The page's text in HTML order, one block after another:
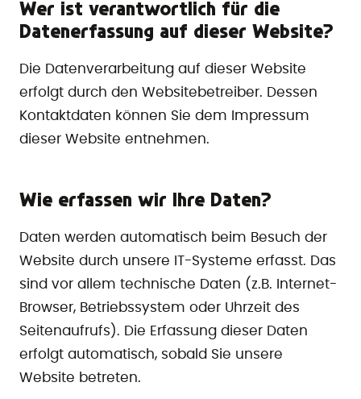
Wer ist verantwortlich für die
Datenerfassung auf dieser Website?
Die Datenverarbeitung auf dieser Website
erfolgt durch den Websitebetreiber. Dessen
Kontaktdaten können Sie dem Impressum
dieser Website entnehmen.
Wie erfassen wir Ihre Daten?
Daten werden automatisch beim Besuch der
Website durch unsere IT-Systeme erfasst. Das
sind vor allem technische Daten (z.B. Internet-
Browser, Betriebssystem oder Uhrzeit des
Seitenaufrufs). Die Erfassung dieser Daten
erfolgt automatisch, sobald Sie unsere
Website betreten.